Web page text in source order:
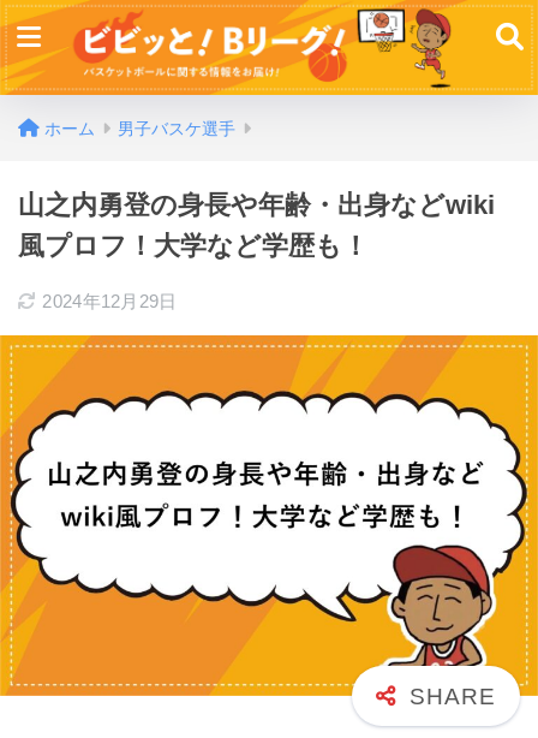
ホーム 男子バスケ選手
山之内勇登の身長や年齢・出身などwiki
風プロフ！大学など学歴も！
2024年12月29日